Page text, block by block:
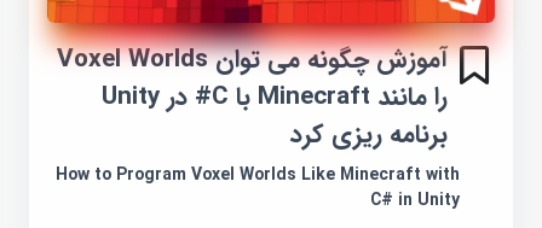
آموزش چگونه می توان Voxel Worlds
را مانند Minecraft با C# در Unity
برنامه ریزی کرد
How to Program Voxel Worlds Like Minecraft with
C# in Unity